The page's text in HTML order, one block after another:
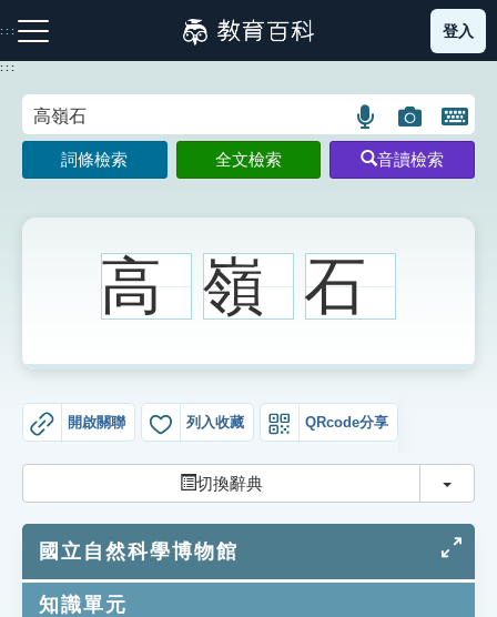
到
主
:::
注音索引圖示 筆畫索引圖示 部首索引表圖示
生字詞彙表
知識索引
單字索引
登入
:::
語
言
搜
示
圖
片
搜
開
鍵
圖
詞條檢索 全文檢索 音讀檢索
高 嶺 石
開啟關聯 列入收藏 QRcode分享
切換辭典 切換
國立自然科學博物館
知識單元